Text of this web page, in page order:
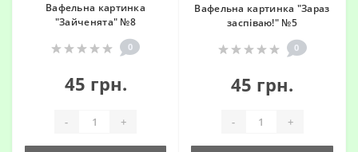
Вафельна картинка
"Зайченята" №8
0
45 грн.
- +
Вафельна картинка "Зараз
заспіваю!" №5
0
45 грн.
- +